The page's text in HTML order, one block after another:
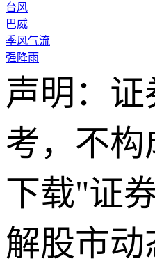
台风
巴威
季风气流
强降雨
声明：
考，不
下载"证
解股市